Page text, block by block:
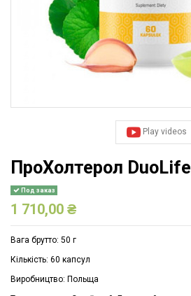
Play videos
ПроХолтерол DuoLife
Под заказ
1 710,00 ₴
Вага брутто: 50 г
Кількість: 60 капсул
Виробництво: Польща